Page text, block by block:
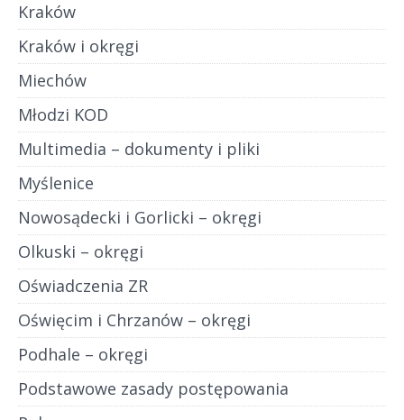
Kraków
Kraków i okręgi
Miechów
Młodzi KOD
Multimedia – dokumenty i pliki
Myślenice
Nowosądecki i Gorlicki – okręgi
Olkuski – okręgi
Oświadczenia ZR
Oświęcim i Chrzanów – okręgi
Podhale – okręgi
Podstawowe zasady postępowania